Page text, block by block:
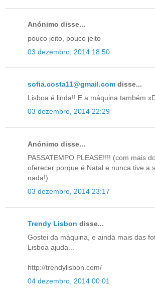
Anónimo disse...
pouco jeito, pouco jeito
03 dezembro, 2014 18:50
sofia.costa11@gmail.com disse...
Lisboa é linda!! E a máquina também
03 dezembro, 2014 22:29
Anónimo disse...
PASSATEMPO PLEASE!!!! (com mais
oferecer porque é Natal e nunca tive a
nada!)
03 dezembro, 2014 23:17
Trendy Lisbon disse...
Gostei da máquina, e ainda mais das
Lisboa ajuda...
http://trendylisbon.com/
04 dezembro, 2014 00:01